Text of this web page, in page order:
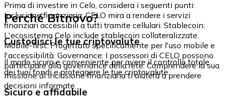
Prima di investire in Celo, considera i seguenti punti:
Inclusione finanziaria: CELO mira a rendere i servizi
finanziari accessibili a tutti tramite cellulari. Stablecoin:
L'ecosistema Celo include stablecoin collateralizzate.
Mobile-first: Progettato specificamente per l'uso mobile e
l'accessibilità. Governance: I possessori di CELO possono
partecipare alla governance della rete. Comprendere la sua
missione di inclusione finanziaria ti aiuterà a prendere
decisioni informate.
Perché Bitnovo?
Custodisci le tue criptovalute
Il modo sicuro e conveniente per avere il controllo totale
dei tuoi fondi e proteggere le tue criptovalute.
Sicuro e affidabile